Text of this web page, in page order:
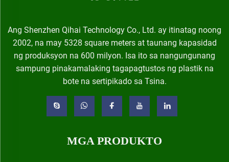
Ang Shenzhen Qihai Technology Co., Ltd. ay itinatag noong
2002, na may 5328 square meters at taunang kapasidad
ng produksyon na 600 milyon. Isa ito sa nangungunang
sampung pinakamalaking tagapagtustos ng plastik na
bote na sertipikado sa Tsina.
MGA PRODUKTO